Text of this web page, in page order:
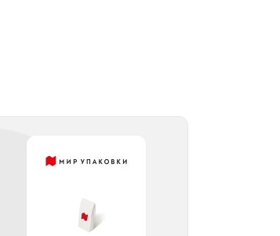
прямоугольные и
Банки ПП прямоугольные и
квадратные 501-1000 мл